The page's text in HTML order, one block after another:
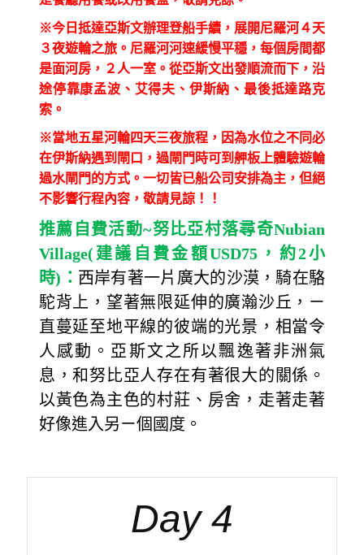
※今日抵達亞斯文辦理登船手續，展開尼羅河４天
３夜遊輪之旅。尼羅河河速緩慢平穩，每個房間都
是面河房，２人一室。從亞斯文出發順流而下，沿
途停靠康孟波、艾得夫、伊斯納、最後抵達路克
索。
※當地五星河輪四天三夜旅程，因為水位之不同必
在伊斯納遇到閘口，過閘門時可到舺板上體驗遊輪
過水閘門的方式。一切皆已船公司安排為主，但絕
不影響行程內容，敬請見諒！！
推薦自費活動~努比亞村落尋奇Nubian
Village( 建議自費金額USD75，約2小
時) ： 西岸有著一片廣大的沙漠，騎在駱
駝背上，望著無限延伸的廣瀚沙丘，ㄧ
直蔓延至地平線的彼端的光景，相當令
人感動。亞斯文之所以飄逸著非洲氣
息，和努比亞人存在有著很大的關係。
以黃色為主色的村莊、房舍，走著走著
好像進入另ㄧ個國度。
Day 4